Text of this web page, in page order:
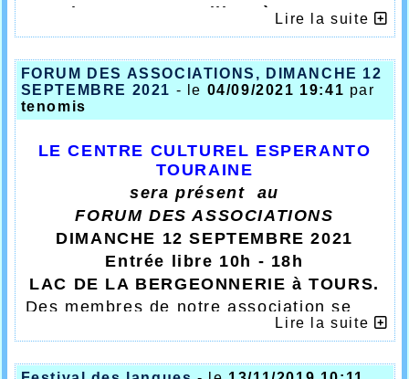
Place Gaston Pailhou à TOURS.
Des membres de notre association se tiendront
internationale espéranto. Ils vous expliqueront
quels sontles moyens de l'apprendre, l'écouter
et la pratiquer.
Vous pourrez même assister à un
minicours d'espéranto si vous souhaitez vous
minicours d'espéranto sont prévus samedi et
dimanche. Si vous souhaitez connaitre le
programme détaillé du festival, vous pouvez le
ici.
Dimanche 23 octobre à 17h salle 121,
conférence de Pierre Dieumegard : Justice
linguistique dans l'Union Européenne :
théorie et réalités.
Lire la suite
FORUM DES ASSOCIATIONS, DIMANCHE 12
SEPTEMBRE 2021 - le 04/09/2021 19:41 par
tenomis
LE CENTRE CULTUREL ESPERANTO
TOURAINE
sera présent au
FORUM DES ASSOCIATIONS
DIMANCHE 12 SEPTEMBRE 2021
Entrée libre 10h - 18h
LAC DE LA BERGEONNERIE à TOURS.
Des membres de notre association se
tiendront au stand, prêts à vous
renseigner sur la langue internationale
espéranto. Ils vous expliqueront quels
Lire la suite